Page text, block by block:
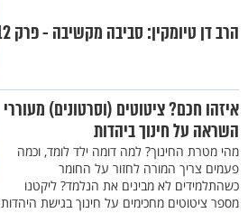
הרב דן טיומקין: סביבה מקשיבה - פרק 12
איזהו חכם? ציטוטים (וסרטונים) מעוררי
השראה על חינוך ביהדות
מהי מטרת החינוך? למה דומה ילד לומד, וכמה
פעמים צריך המורה לחזור על החומר
כשהתלמידים לא מבינים את הנלמד? ליקטנו
מספר ציטוטים מחכימים על חינוך בגישת היהדות